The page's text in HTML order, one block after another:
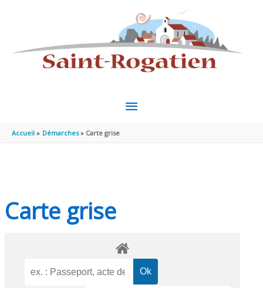
MENU
Accueil Démarches Carte grise
Carte grise